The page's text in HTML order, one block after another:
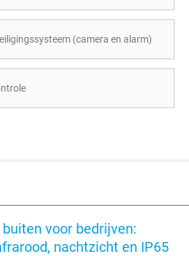
Volledig beveiligingssysteem (camera en alarm)
voor bedrijven:
nachtzicht en IP65